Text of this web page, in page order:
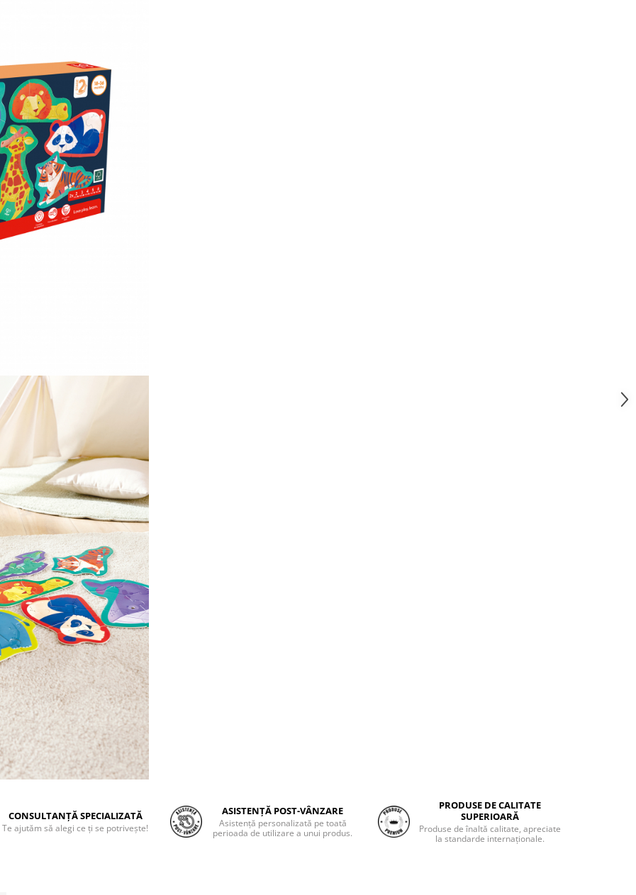
CONSULTANȚĂ SPECIALIZATĂ
Te ajutăm să alegi ce ți se potrivește!
ASISTENȚĂ POST-VÂNZARE
Asistență personalizată pe toată
perioada de utilizare a unui produs.
PRODUSE DE CALITATE
SUPERIOARĂ
Produse de înaltă calitate, apreciate
la standarde internaționale.